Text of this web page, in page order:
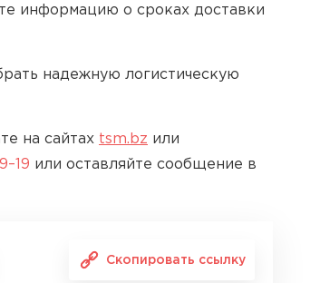
информацию о сроках доставки
надежную логистическую
на сайтах tsm.bz или
или оставляйте сообщение в
Скопировать ссылку